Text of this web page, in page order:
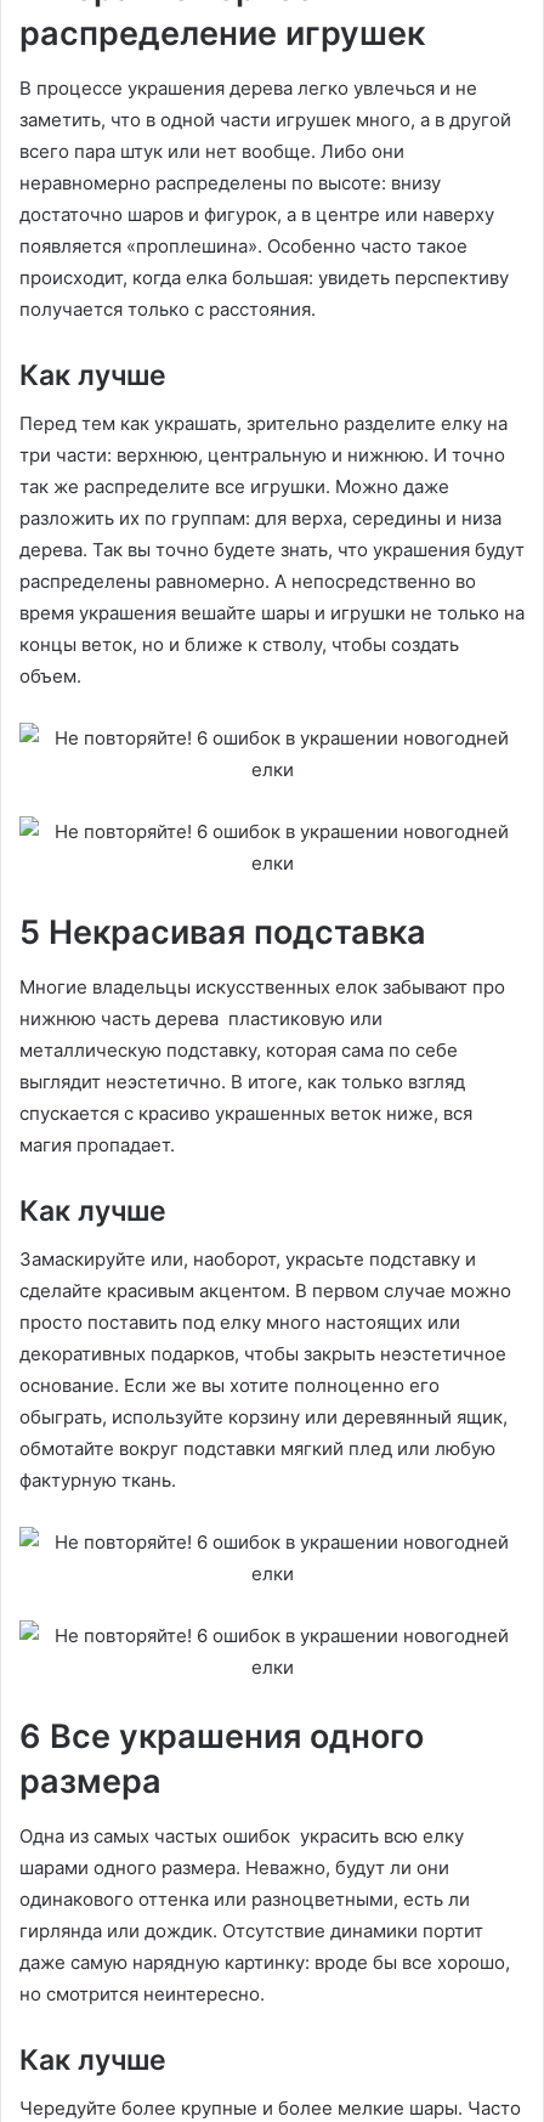
распределение игрушек
В процессе украшения дерева легко увлечься и не
заметить, что в одной части игрушек много, а в другой
всего пара штук или нет вообще. Либо они
неравномерно распределены по высоте: внизу
достаточно шаров и фигурок, а в центре или наверху
появляется «проплешина». Особенно часто такое
происходит, когда елка большая: увидеть перспективу
получается только с расстояния.
Как лучше
Перед тем как украшать, зрительно разделите елку на
три части: верхнюю, центральную и нижнюю. И точно
так же распределите все игрушки. Можно даже
разложить их по группам: для верха, середины и низа
дерева. Так вы точно будете знать, что украшения будут
распределены равномерно. А непосредственно во
время украшения вешайте шары и игрушки не только на
концы веток, но и ближе к стволу, чтобы создать
объем.
5 Некрасивая подставка
Многие владельцы искусственных елок забывают про
нижнюю часть дерева пластиковую или
металлическую подставку, которая сама по себе
выглядит неэстетично. В итоге, как только взгляд
спускается с красиво украшенных веток ниже, вся
магия пропадает.
Как лучше
Замаскируйте или, наоборот, украсьте подставку и
сделайте красивым акцентом. В первом случае можно
просто поставить под елку много настоящих или
декоративных подарков, чтобы закрыть неэстетичное
основание. Если же вы хотите полноценно его
обыграть, используйте корзину или деревянный ящик,
обмотайте вокруг подставки мягкий плед или любую
фактурную ткань.
6 Все украшения одного
размера
Одна из самых частых ошибок украсить всю елку
шарами одного размера. Неважно, будут ли они
одинакового оттенка или разноцветными, есть ли
гирлянда или дождик. Отсутствие динамики портит
даже самую нарядную картинку: вроде бы все хорошо,
но смотрится неинтересно.
Как лучше
Чередуйте более крупные и более мелкие шары. Часто